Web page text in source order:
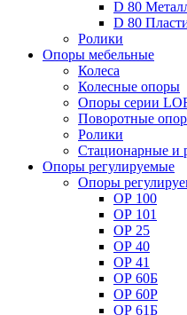
D 80
D 80
Ролики
Опоры мебельные
Колеса
Колесные опоры
Опоры серии
Поворотные
Ролики
Стационарные и
Опоры регулируемые
Опоры
ОР 100
ОР 101
ОР 25
ОР 40
ОР 41
ОР 60Б
ОР 60Р
ОР 61Б